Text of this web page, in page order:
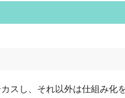
スし、それ以外は仕組み化